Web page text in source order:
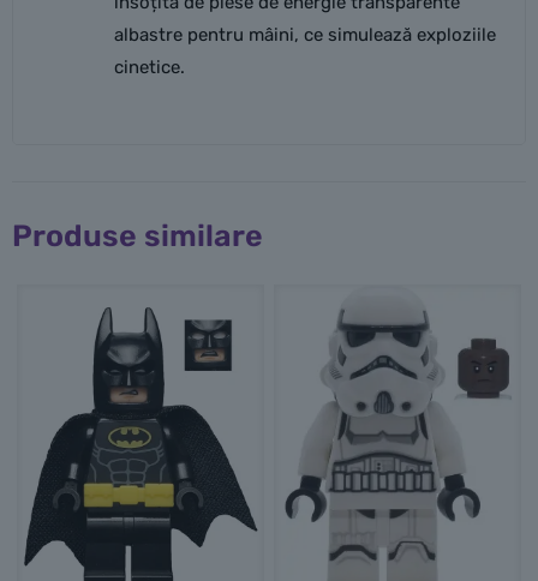
albastre pentru mâini, ce simulează exploziile
cinetice.
Produse similare